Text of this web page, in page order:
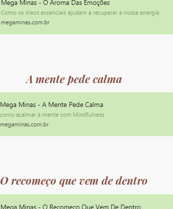
A mente pede calma
O recomeço que vem de dentro